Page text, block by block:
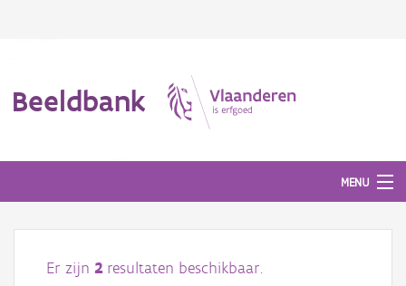
Beeldbank
MENU
Afbeeldingen
Er zijn 2 resultaten beschikbaar.